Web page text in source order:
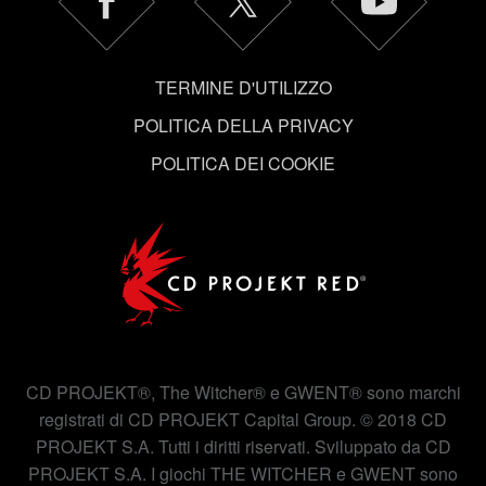
Tutti i dettagli su come utilizziamo i cookie e su come
impostare le tue preferenze sono disponibili nel menu
"Impostazioni" qui sotto.TERMINE D'UTILIZZO
POLITICA DELLA PRIVACY
POLITICA DEI COOKIE
CD PROJEKT®, The Witcher® e GWENT® sono marchi
registrati di CD PROJEKT Capital Group. © 2018 CD
PROJEKT S.A. Tutti i diritti riservati. Sviluppato da CD
PROJEKT S.A. I giochi THE WITCHER e GWENT sono